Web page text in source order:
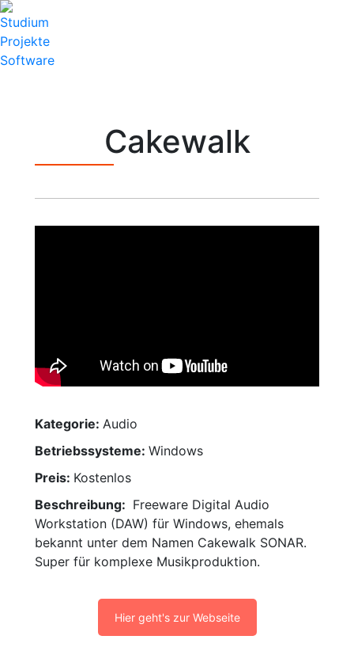
Studium
Projekte
Software
Cakewalk
Kategorie: Audio
Betriebssysteme: Windows
Preis: Kostenlos
Beschreibung: Freeware Digital Audio
Workstation (DAW) für Windows, ehemals
bekannt unter dem Namen Cakewalk SONAR.
Super für komplexe Musikproduktion.
Hier geht's zur Webseite